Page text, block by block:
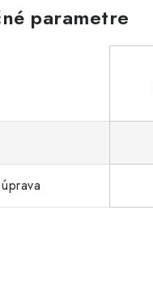
parametre